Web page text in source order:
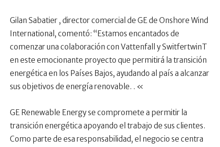
Gilan Sabatier , director comercial de GE de Onshore Wind
International, comentó: “Estamos encantados de
comenzar una colaboración con Vattenfall y SwitfertwinT
en este emocionante proyecto que permitirá la transición
energética en los Países Bajos, ayudando al país a alcanzar
sus objetivos de energía renovable. . «
GE Renewable Energy se compromete a permitir la
transición energética apoyando el trabajo de sus clientes.
Como parte de esa responsabilidad, el negocio se centra